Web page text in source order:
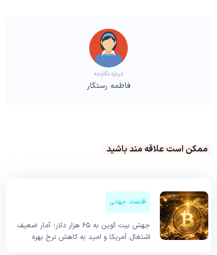
درباره نگارنده
فاطمه رستگار
ممکن است علاقه مند باشید
اقتصاد جهانی
جهش بیت کوین به ۶۵ هزار دلار؛ آمار ضعیف
اشتغال آمریکا و امید به کاهش نرخ بهره